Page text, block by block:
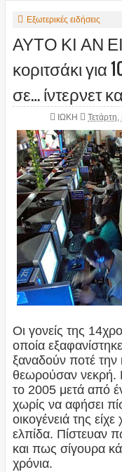
Εξωτερικές ειδήσεις
ΑΥΤΟ ΚΙ ΑΝ
κοριτσάκι για
σε… ίντερνετ
ΙΩΚΗ
Οι γονείς της
οποία
ξαναδούν ποτέ
θεωρούσαν νεκρή.
το 2005 μετά από
χωρίς να αφήσει
οικογένειά της
ελπίδα. Πίστευαν
και πως σίγουρα
χρόνια.